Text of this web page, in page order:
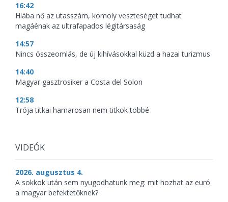
16:42
Hiába nő az utasszám, komoly veszteséget tudhat
magáénak az ultrafapados légitársaság
14:57
Nincs összeomlás, de új kihívásokkal küzd a hazai turizmus
14:40
Magyar gasztrosiker a Costa del Solon
12:58
Trója titkai hamarosan nem titkok többé
VIDEÓK
2026. augusztus 4.
A sokkok után sem nyugodhatunk meg: mit hozhat az euró
a magyar befektetőknek?